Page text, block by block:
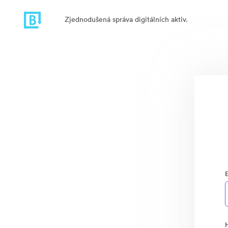
Zjednodušená správa digitálních aktiv.